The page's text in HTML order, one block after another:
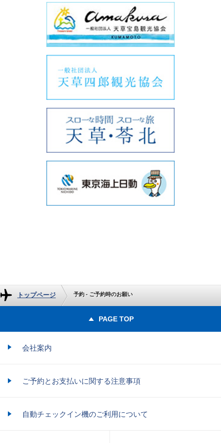
トップページ 予約 - ご予約時のお願い
PAGE TOP
会社案内
ご予約とお支払いに関する注意事項
自動チェックイン機のご利用について